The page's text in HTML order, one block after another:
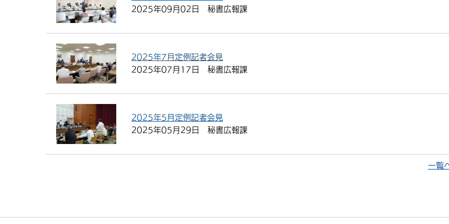
2025年09月02日
秘書広報課
2025年7月定例記者会見
2025年07月17日
秘書広報課
2025年5月定例記者会見
2025年05月29日
秘書広報課
一覧